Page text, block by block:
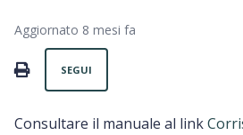
Aggiornato 8 mesi fa
PRINT
SEGUI
Consultare il manuale al link